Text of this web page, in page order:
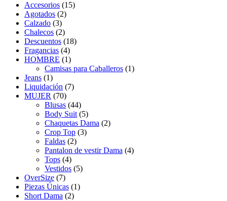
Accesorios (15)
Agotados (2)
Calzado (3)
Chalecos (2)
Descuentos (18)
Fragancias (4)
HOMBRE (1)
Camisas para Caballeros (1)
Jeans (1)
Liquidación (7)
MUJER (70)
Blusas (44)
Body Suit (5)
Chaquetas Dama (2)
Crop Top (3)
Faldas (2)
Pantalon de vestir Dama (4)
Tops (4)
Vestidos (5)
OverSize (7)
Piezas Únicas (1)
Short Dama (2)